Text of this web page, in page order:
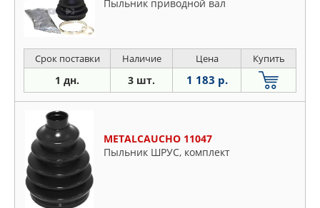
Пыльник приводной вал
Срок поставки Наличие Цена Купить
1 дн. 3 шт. 1 183 р.
METALCAUCHO 11047
Пыльник ШРУС, комплект